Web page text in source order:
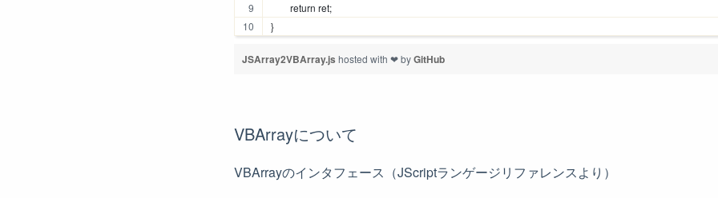
	return ret;
}
JSArray2VBArray.js hosted with ❤ byGitHub
VBArrayについて
VBArrayのインタフェース（JScriptランゲージリファレンスより）